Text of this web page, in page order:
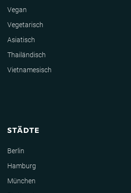
Vegan
Vegetarisch
Asiatisch
Thailändisch
Vietnamesisch
STÄDTE
Berlin
Hamburg
München